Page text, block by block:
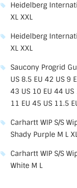
Heidelberg
XL XXL
Heidelberg
XL XXL
Saucony Progrid
US 8.5 EU 42 US 9
43 US 10 EU 44 US
11 EU 45 US 11.5
Carhartt WIP S/S
Shady Purple M L
Carhartt WIP S/S
White M L